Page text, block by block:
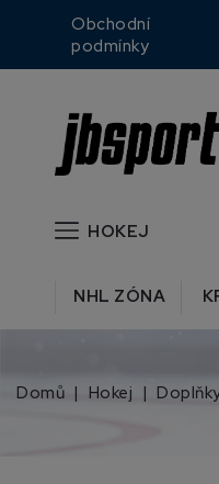
Obchodní
podmínky
HOKEJ
NHL ZÓNA
Domů Hokej